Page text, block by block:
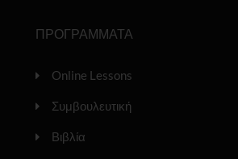
ΠΡΟΓΡΑΜΜΑΤΑ
Online Lessons
Συμβουλευτική
Βιβλία